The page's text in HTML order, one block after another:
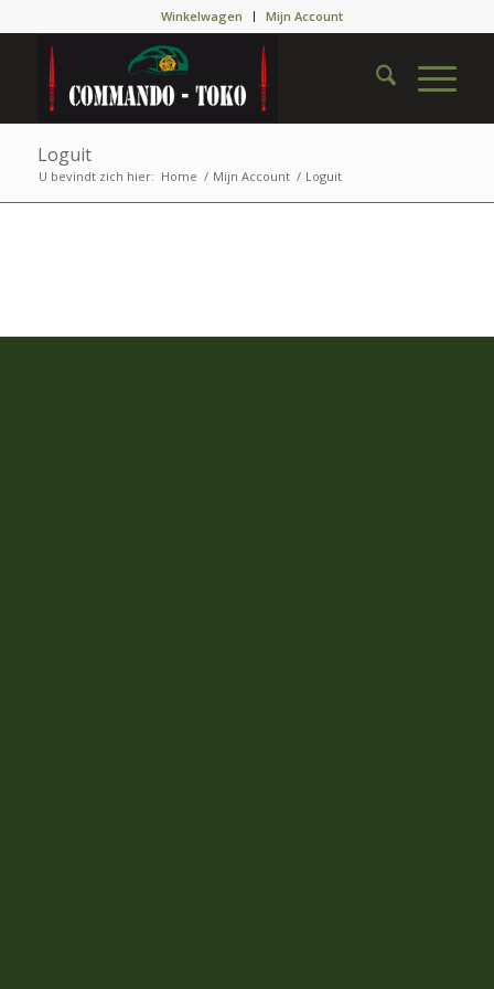
Winkelwagen Mijn Account
Loguit
U bevindt zich hier: Home / Mijn Account / Loguit